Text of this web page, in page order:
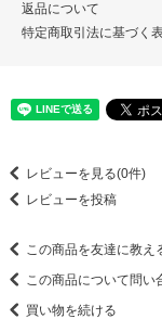
返品について
特定商取引法に基づく
レビューを見る(0件)
レビューを投稿
この商品を友達に教え
この商品について問い
買い物を続ける